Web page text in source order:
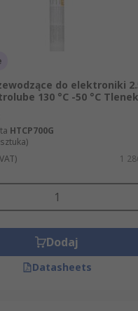
do elektroniki
130 °C -50 °C
HTCP700G
1
Dodaj
Datasheets